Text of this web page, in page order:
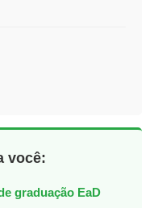
você:
graduação EaD